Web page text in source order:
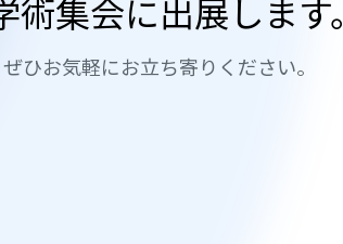
集会に出展します。
ひお気軽にお立ち寄りください。